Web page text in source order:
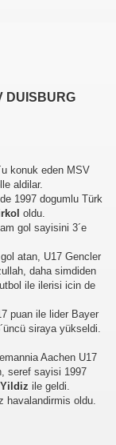
DUISBURG
konuk eden MSV
aldilar.
1997 dogumlu Türk
oldu.
gol sayisini 3´e
atan, U17 Gencler
daha simdiden
ile ilerisi icin de
puan ile lider Bayer
siraya yükseldi.
Aachen U17
seref sayisi 1997
ile geldi.
havalandirmis oldu.